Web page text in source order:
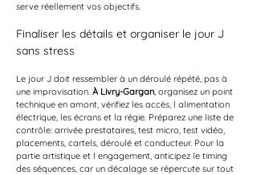
serve réellement vos objectifs.
Finaliser les détails et organiser le jour J
sans stress
Le jour J doit ressembler à un déroulé répété, pas à
une improvisation. À Livry-Gargan, organisez un point
technique en amont, vérifiez les accès, l alimentation
électrique, les écrans et la régie. Préparez une liste de
contrôle: arrivée prestataires, test micro, test vidéo,
placements, cartels, déroulé et conducteur. Pour la
partie artistique et l engagement, anticipez le timing
des séquences, car un décalage se répercute sur tout